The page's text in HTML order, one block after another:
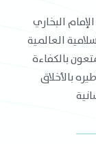
البخاري
العالمية
بالكفاءة
بالأخلاق